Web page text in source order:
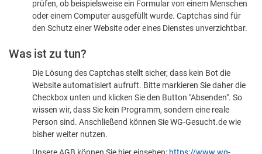
sind
prüfen, ob beispielsweise ein Formular von einem Menschen
oder einem Computer ausgefüllt wurde. Captchas sind für
den Schutz einer Website oder eines Dienstes unverzichtbar.
Was ist zu tun?
Die Lösung des Captchas stellt sicher, dass kein Bot die
Website automatisiert aufruft. Bitte markieren Sie daher die
Checkbox unten und klicken Sie den Button "Absenden". So
wissen wir, dass Sie kein Programm, sondern eine reale
Person sind. Anschließend können Sie WG-Gesucht.de wie
bisher weiter nutzen.